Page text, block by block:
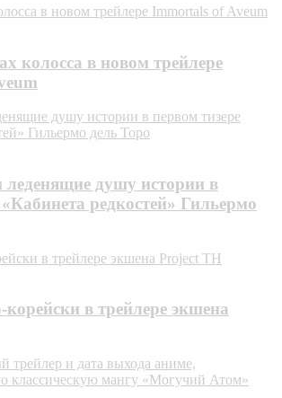
в новом трейлере Immortals of Aveum
колосса в новом трейлере
душу истории в первом тизере
Гильермо дель Торо
душу истории в
редкостей» Гильермо
в трейлере экшена Project TH
в трейлере экшена
и дата выхода аниме,
классическую мангу «Могучий Атом»